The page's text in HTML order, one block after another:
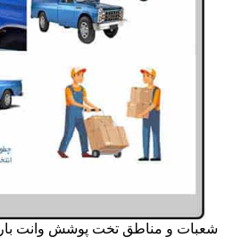
شعبات و مناطق تخت پوشش وانت